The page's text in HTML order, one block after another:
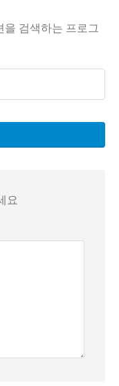
검색하는 프로그
요